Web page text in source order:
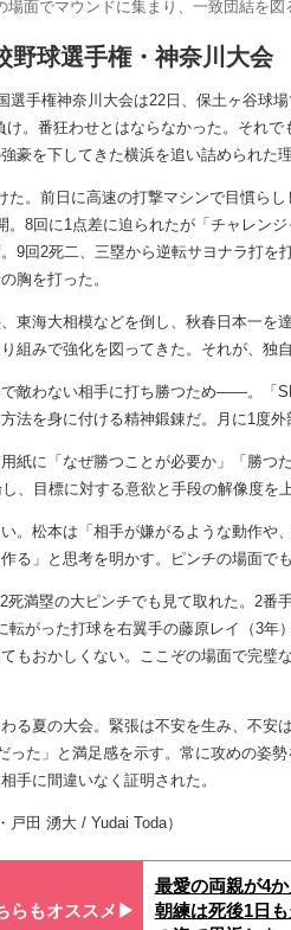
場面でマウンドに集まり、一致団結を図
野球選手権・神奈川大会
手権神奈川大会は22日、保土ヶ谷球
け。番狂わせとはならなかった。それ
豪を下してきた横浜を追い詰められた
。前日に高速の打撃マシンで目慣ら
。8回に1点差に迫られたが「チャレン
9回2死二、三塁から逆転サヨナラ打
胸を打った。
東海大相模などを倒し、秋春日本一を
組みで強化を図ってきた。それが、独
敵わない相手に打ち勝つため――。「
法を身に付ける精神鍛錬だ。月に1度
用紙に「なぜ勝つことが必要か」「勝
、目標に対する意欲と手段の解像度を
。松本は「相手が嫌がるような動作や
る」と思考を明かす。ピンチの場面で
満塁の大ピンチでも見て取れた。2番
転がった打球を右翼手の藤原レイ（3
もおかしくない。ここぞの場面で完璧
る夏の大会。緊張は不安を生み、不安
った」と満足感を示す。常に攻めの
手に間違いなく証明された。
戸田 湧大 / Yudai Toda）
らもオススメ▶︎
最愛の両親が4
朝練は死後1日